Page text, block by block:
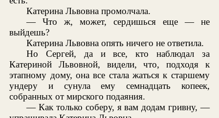
Катерина Львовна промолчала.
— Что ж, может, сердишься еще — не
выйдешь?
Катерина Львовна опять ничего не ответила.
Но Сергей, да и все, кто наблюдал за
Катериной Львовной, видели, что, подходя к
этапному дому, она все стала жаться к старшему
ундеру и сунула ему семнадцать копеек,
собранных от мирского подаяния.
— Как только соберу, я вам додам гривну, —